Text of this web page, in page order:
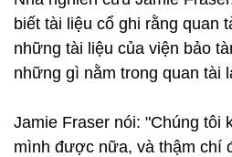
biết tài liệu cổ ghi rằng quan
những tài liệu của viện bảo
những gì nằm trong quan tài
Jamie Fraser nói: "Chúng tôi
mình được nữa, và thậm chí